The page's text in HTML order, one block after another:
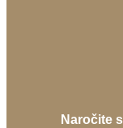
Naročite